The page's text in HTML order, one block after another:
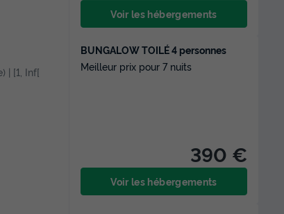
Voir les hébergements
| [1, Inf[
BUNGALOW TOILÉ 4 personnes
Meilleur prix pour 7 nuits
390 €
Voir les hébergements